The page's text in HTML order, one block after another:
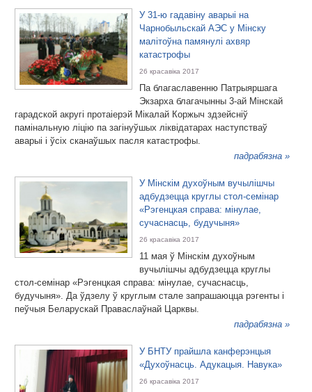
У 31-ю гадавіну аварыі на
Чарнобыльскай АЭС у Мінску
малітоўна памянулі ахвяр
катастрофы
26 красавіка 2017
Па благаславенню Патрыяршага
Экзарха благачынны 3-ай Мінскай
гарадской акругі протаіерэй Мікалай Коржыч здзейсніў
памінальную ліцію па загінуўшых ліквідатарах наступстваў
аварыі і ўсіх сканаўшых пасля катастрофы.
падрабязна »
У Мінскім духоўным вучылішчы
адбудзецца круглы стол-семінар
«Рэгенцкая справа: мінулае,
сучаснасць, будучыня»
26 красавіка 2017
11 мая ў Мінскім духоўным
вучылішчы адбудзецца круглы
стол-семінар «Рэгенцкая справа: мінулае, сучаснасць,
будучыня». Да ўдзелу ў круглым стале запрашаюцца рэгенты і
пеўчыя Беларускай Праваслаўнай Царквы.
падрабязна »
У БНТУ прайшла канферэнцыя
«Духоўнасць. Адукацыя. Навука»
26 красавіка 2017